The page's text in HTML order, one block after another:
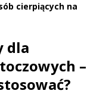
cierpiących na
dla
–